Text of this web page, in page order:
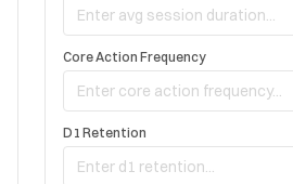
Core Action Frequency
D1 Retention